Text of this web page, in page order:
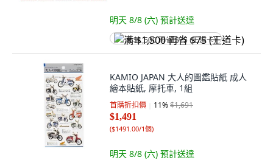
明天 8/8 (六) 預計送達
满 $1,500 再省 $75 (王道卡)
KAMIO JAPAN 大人的圖鑑貼紙 成人
繪本貼紙, 摩托車, 1組
首購折扣價 11%$1,691
$1,491
($1491.00/1個)
明天 8/8 (六) 預計送達